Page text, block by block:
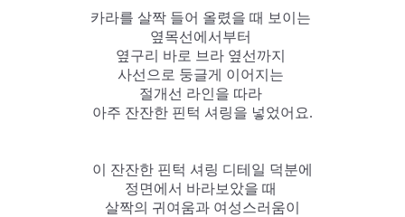
카라를 살짝 들어 올렸을 때 보이는
옆목선에서부터
옆구리 바로 브라 옆선까지
사선으로 둥글게 이어지는
절개선 라인을 따라
아주 잔잔한 핀턱 셔링을 넣었어요.
이 잔잔한 핀턱 셔링 디테일 덕분에
정면에서 바라보았을 때
살짝의 귀여움과 여성스러움이